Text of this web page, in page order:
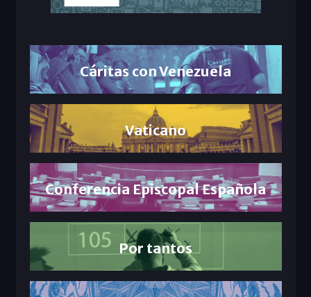
Cáritas con Venezuela
Vaticano
Conferencia Episcopal Española
Por tantos